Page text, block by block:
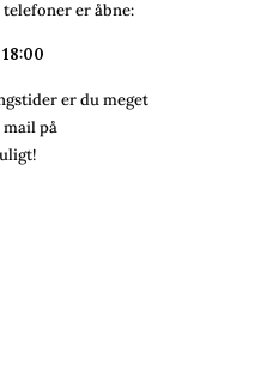
telefoner er åbne:
er du meget
mail på